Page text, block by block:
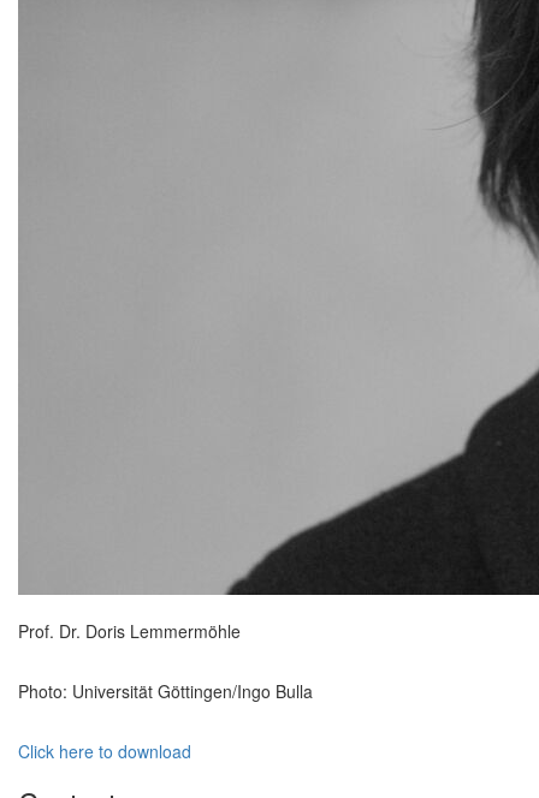
Prof. Dr. Doris Lemmermöhle
Photo: Universität Göttingen/Ingo Bulla
Click here to download